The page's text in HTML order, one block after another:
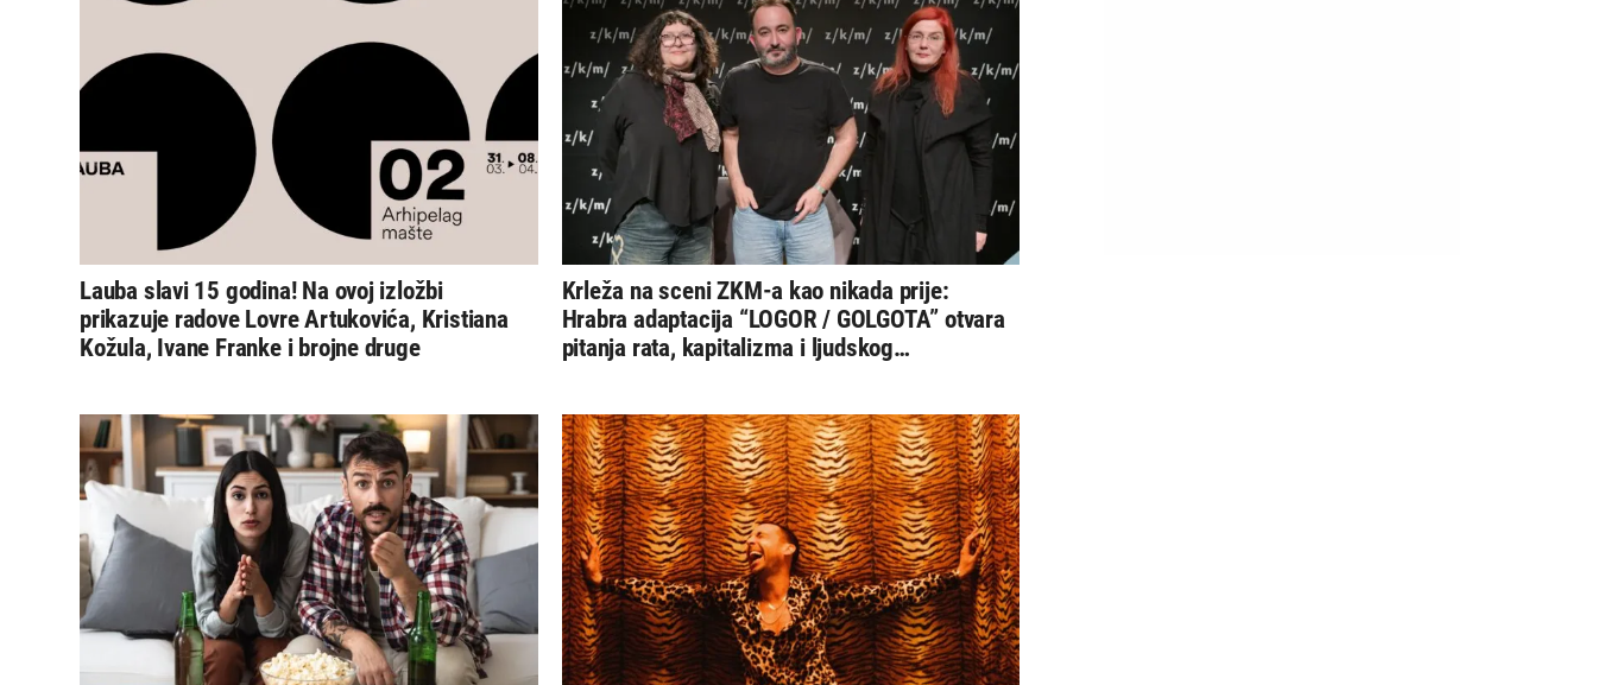
Lauba slavi 15 godina! Na ovoj izložbi
prikazuje radove Lovre Artukovića, Kristiana
Kožula, Ivane Franke i brojne druge
Krleža na sceni ZKM-a kao nikada prije:
Hrabra adaptacija “LOGOR / GOLGOTA” otvara
pitanja rata, kapitalizma i ljudskog